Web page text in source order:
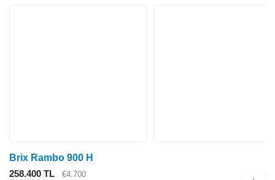
Brix Rambo 900 H
258.400 TL
€4.700